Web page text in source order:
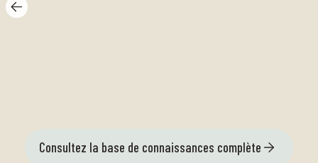
Consultez la base de connaissances complète